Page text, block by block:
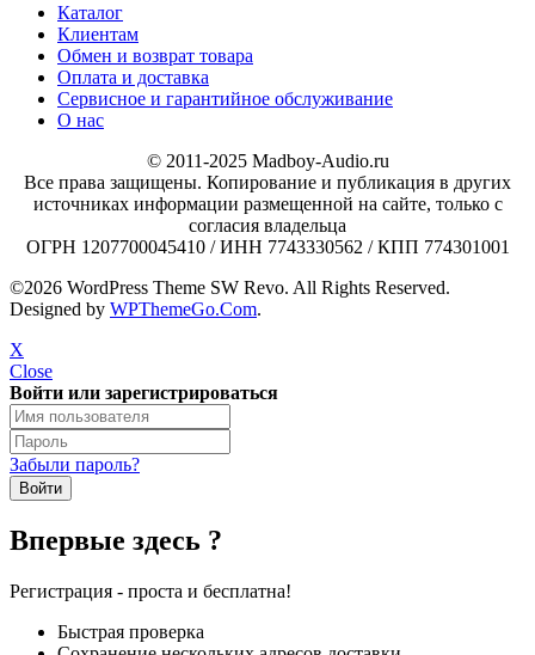
Каталог
Клиентам
Обмен и возврат товара
Оплата и доставка
Сервисное и гарантийное обслуживание
О нас
© 2011-2025 Madboy-Audio.ru
Все права защищены. Копирование и публикация в других
источниках информации размещенной на сайте, только с
согласия владельца
ОГРН 1207700045410 / ИНН 7743330562 / КПП 774301001
©2026 WordPress Theme SW Revo. All Rights Reserved.
Designed by WPThemeGo.Com.
X
Close
Войти или зарегистрироваться
Забыли пароль?
Впервые здесь ?
Регистрация - проста и бесплатна!
Быстрая проверка